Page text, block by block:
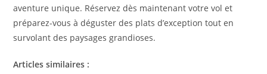
aventure unique. Réservez dès maintenant votre vol et
préparez-vous à déguster des plats d’exception tout en
survolant des paysages grandioses.
Articles similaires :